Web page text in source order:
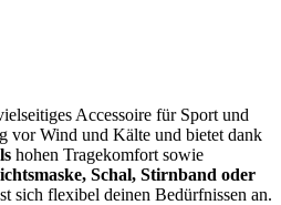
Accessoire für Sport und
vor Wind und Kälte und bietet dank
hohen Tragekomfort sowie
Schal, Stirnband oder
sich flexibel deinen Bedürfnissen an.